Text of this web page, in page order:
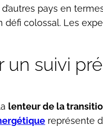
pays en
défi colossal. Les
un suivi
lenteur de la
représente